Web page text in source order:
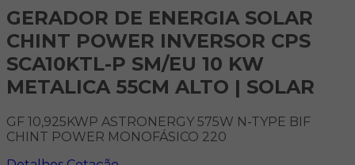
GERADOR DE ENERGIA SOLAR
CHINT POWER INVERSOR CPS
SCA10KTL-P SM/EU 10 KW
METALICA 55CM ALTO | SOLAR
GF 10,925KWP ASTRONERGY 575W N-TYPE BIF
CHINT POWER MONOFÁSICO 220